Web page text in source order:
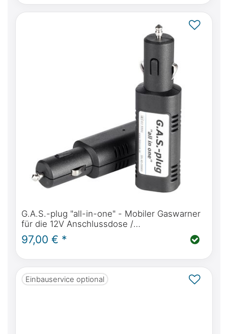
G.A.S.-plug "all-in-one" - Mobiler Gaswarner
für die 12V Anschlussdose /
Zigarettenanzünder
97,00 € *
Einbauservice optional